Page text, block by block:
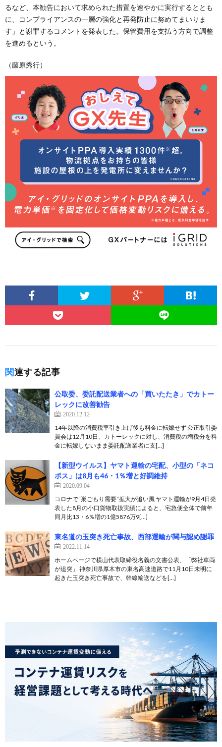
るなど、本勧告において求められた措置を速やかに実行するととも
に、コンプライアンスの一層の強化と再発防止に努めてまいりま
す」と謝罪するコメントを発表した。保管費用を支払う方向で調整
を進めるという。
（藤原秀行）
関連する記事
公取委、委託配送業者への「買いたたき」でカトー
レックに改善勧告
2020.12.12
14年以降の消費税率引き上げ後も料金に転嫁せず 公正取引委
員会は12月10日、カトーレックに対し、消費税の増税分を料
金に転嫁しないまま委託配送業者に支[…]
【新型ウイルス】ヤマト運輸の宅配、小型の「ネコ
ポス」は8月も46・1％増と好調維持
2020.09.04
コロナで“巣ごもり需要”拡大が追い風 ヤマト運輸が9月4日発
表した8月の小口貨物取扱実績によると、宅急便全体で前年
同月比13・6％増の1億5876万9[…]
東名道の玉突き死亡事故、西部運輸が関与認め謝罪
2022.11.14
ホームページで横山代表取締役名義の文書公表、「弊社車両
が追突」 神奈川県厚木市の東名高速道路で11月10日未明に
起きた玉突き死亡事故で、幹線輸送などを[…]